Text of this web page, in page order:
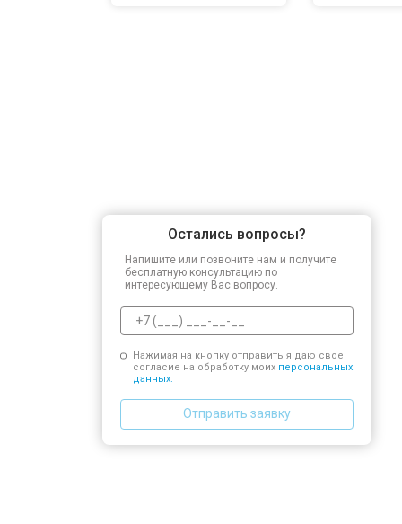
Остались вопросы?
Напишите или позвоните нам и получите
бесплатную консультацию по
интересующему Вас вопросу.
Нажимая на кнопку отправить я даю свое
согласие на обработку моих персональных
данных.
Отправить заявку